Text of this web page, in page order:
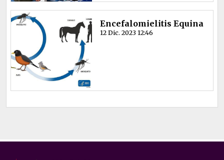
Encefalomielitis Equina
12 Dic. 2023 12:46